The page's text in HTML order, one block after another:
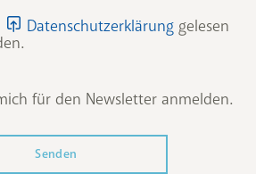
Datenschutzerklärung gelesen
für den Newsletter anmelden.